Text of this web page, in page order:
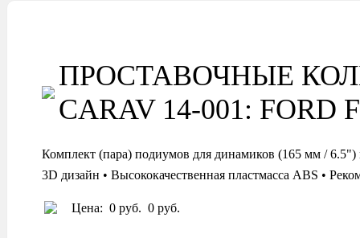
ПРОСТАВОЧНЫЕ
CARAV 14-001: FORD
Комплект (пара) подиумов для динамиков (165 мм /
3D дизайн • Высококачественная пластмасса ABS •
Цена: 0 руб. 0 руб.